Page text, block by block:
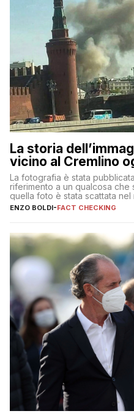
La storia
vicino al Cremlino
La fotografia è stata
riferimento a un qualcosa
quella foto è stata scattata nel
ENZO BOLDI-FACT CHECKING